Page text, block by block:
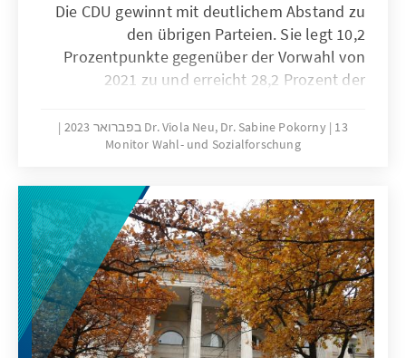
Die CDU gewinnt mit deutlichem Abstand zu
den übrigen Parteien. Sie legt 10,2
Prozentpunkte gegenüber der Vorwahl von
2021 zu und erreicht 28,2 Prozent der
Regierungskoalition aus SPD, Grünen und
Linke verlieren. Die SPD hat zum dritten Mal in
Berlin. Die FDP scheitert an der Fünf-Prozent-
Hürde. Im Vergleich zu anderen
Bundesländern wird die Wahl von besonders
niedrigen Zufriedenheiten auf allen Ebenen
geprägt.
Dr. Viola Neu, Dr. Sabine Pokorny 13 בפברואר 2023
Monitor Wahl- und Sozialforschung